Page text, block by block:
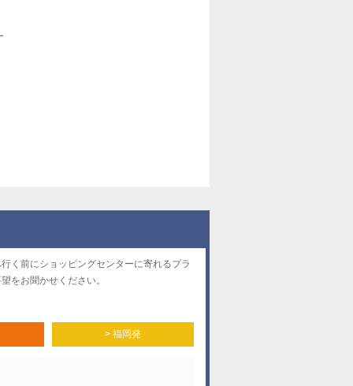
く前にショッピングセンターに寄れるプラ
をお聞かせください。
> 福岡発